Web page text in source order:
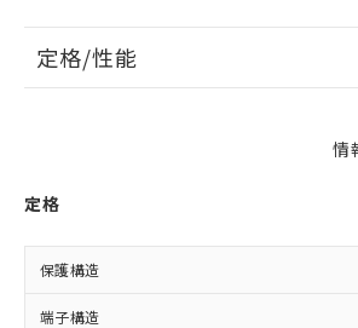
定格/性能
情
定格
保護構造
端子構造